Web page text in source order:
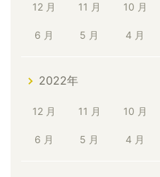
12 月 11 月 10 月
6 月 5 月 4 月
2022年
12 月 11 月 10 月
6 月 5 月 4 月